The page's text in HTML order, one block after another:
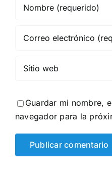
Guardar mi nombre,
navegador para la